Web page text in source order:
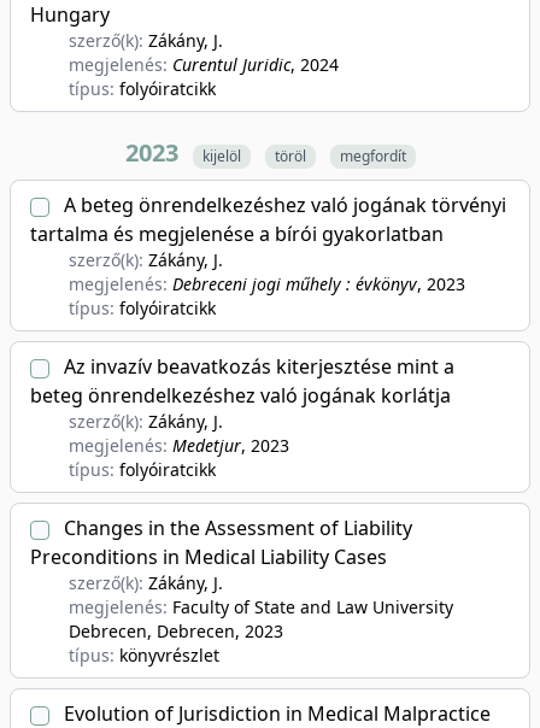
Hungary
szerző(k): Zákány, J.
megjelenés: Curentul Juridic, 2024
típus: folyóiratcikk
2023 kijelöl töröl megfordít
A beteg önrendelkezéshez való jogának törvényi
tartalma és megjelenése a bírói gyakorlatban
szerző(k): Zákány, J.
megjelenés: Debreceni jogi műhely : évkönyv, 2023
típus: folyóiratcikk
Az invazív beavatkozás kiterjesztése mint a
beteg önrendelkezéshez való jogának korlátja
szerző(k): Zákány, J.
megjelenés: Medetjur, 2023
típus: folyóiratcikk
Changes in the Assessment of Liability
Preconditions in Medical Liability Cases
szerző(k): Zákány, J.
megjelenés: Faculty of State and Law University
Debrecen, Debrecen, 2023
típus: könyvrészlet
Evolution of Jurisdiction in Medical Malpractice